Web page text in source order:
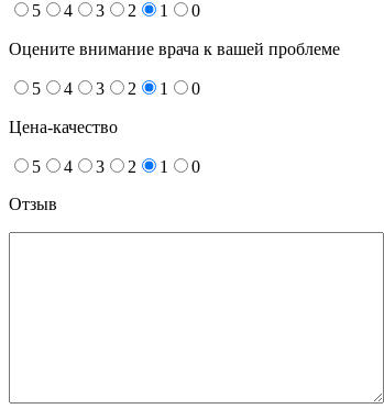
5 4 3 2 1 0
Оцените внимание врача к вашей проблеме
5 4 3 2 1 0
Цена-качество
5 4 3 2 1
0
Отзыв